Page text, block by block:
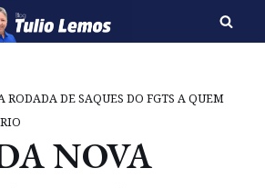
RODADA DE SAQUES DO FGTS A QUEM
NOVA